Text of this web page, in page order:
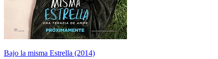
Bajo la misma Estrella (2014)